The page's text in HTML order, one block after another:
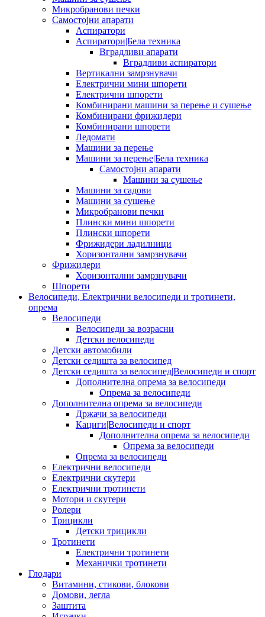
Микробранови печки
Самостојни апарати
Аспиратори
Аспиратори|Бела техника
Вградливи апарати
Вградливи аспиратори
Вертикални замрзнувачи
Електрични мини шпорети
Електрични шпорети
Комбинирани машини за перење и сушење
Комбинирани фрижидери
Комбинирани шпорети
Ледомати
Машини за перење
Машини за перење|Бела техника
Самостојни апарати
Машини за сушење
Машини за садови
Машини за сушење
Микробранови печки
Плински мини шпорети
Плински шпорети
Фрижидери ладилници
Хоризонтални замрзнувачи
Фрижидери
Хоризонтални замрзнувачи
Шпорети
Велосипеди, Електрични велосипеди и тротинети,
опрема
Велосипеди
Велосипеди за возрасни
Детски велосипеди
Детски автомобили
Детски седишта за велосипед
Детски седишта за велосипед|Велосипеди и спорт
Дополнителна опрема за велосипеди
Опрема за велосипеди
Дополнителна опрема за велосипеди
Држачи за велосипеди
Кациги|Велосипеди и спорт
Дополнителна опрема за велосипеди
Опрема за велосипеди
Опрема за велосипеди
Електрични велосипеди
Електрични скутери
Електрични тротинети
Мотори и скутери
Ролери
Трицикли
Детски трицикли
Тротинети
Електрични тротинети
Механички тротинети
Глодари
Витамини, стикови, блокови
Домови, легла
Заштита